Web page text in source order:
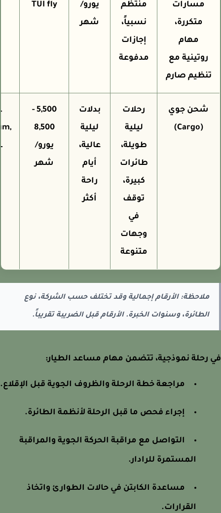
مسارات
متكررة،
مهام
روتينية مع
تنظيم صارم
منتظم
نسبياً،
إجازات
مدفوعة
يورو/
شهر
TUI fly
شحن جوي
رحلات
ليلية
طويلة،
طائرات
كبيرة،
توقف
في
وجهات
متنوعة
بدلات
ليلية
عالية،
أيام
راحة
أكثر
5,500 -
8,500
يورو/
شهر
ملاحظة: الأرقام إجمالية وقد تختلف حسب الشركة، نوع
الطائرة، وسنوات الخبرة. الأرقام قبل الضريبة تقريباً.
رحلة نموذجية، تتضمن مهام مساعد الطيار:
مراجعة خطة الرحلة والظروف الجوية قبل الإقلاع.
إجراء فحص ما قبل الرحلة لأنظمة الطائرة.
التواصل مع مراقبة الحركة الجوية والمراقبة
المستمرة للرادار.
مساعدة الكابتن في حالات الطوارئ واتخاذ
القرارات.